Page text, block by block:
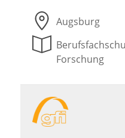
Augsburg
Forschung